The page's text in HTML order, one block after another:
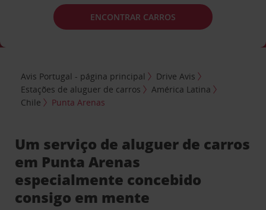
ENCONTRAR CARROS
Avis Portugal - página principal
Drive Avis
Estações de aluguer de carros
América Latina
Chile
Punta Arenas
Um serviço de aluguer de carros
em Punta Arenas
especialmente concebido
consigo em mente